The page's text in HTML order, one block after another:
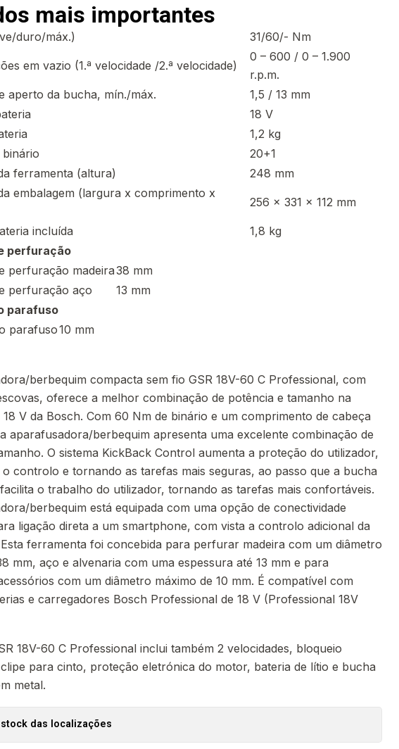
mais importantes
duro/máx.) 31/60/- Nm
em vazio (1.ª velocidade /2.ª velocidade)
0 – 600 / 0 – 1.900
r.p.m.
aperto da bucha, mín./máx.
1,5 / 13 mm
18 V
1,2 kg
binário
20+1
ferramenta (altura)
248 mm
embalagem (largura x comprimento x
256 x 331 x 112 mm
incluída
1,8 kg
perfuração
perfuração madeira38 mm
perfuração aço
13 mm
parafuso
parafuso10 mm
berbequim compacta sem fio GSR 18V-60 C Professional, com
oferece a melhor combinação de potência e tamanho na
18 V da Bosch. Com 60 Nm de binário e um comprimento de cabeça
aparafusadora/berbequim apresenta uma excelente combinação de
O sistema KickBack Control aumenta a proteção do utilizador,
controlo e tornando as tarefas mais seguras, ao passo que a bucha
o trabalho do utilizador, tornando as tarefas mais confortáveis.
berbequim está equipada com uma opção de conectividade
ligação direta a um smartphone, com vista a controlo adicional da
ferramenta foi concebida para perfurar madeira com um diâmetro
mm, aço e alvenaria com uma espessura até 13 mm e para
com um diâmetro máximo de 10 mm. É compatível com
e carregadores Bosch Professional de 18 V (Professional 18V
18V-60 C Professional inclui também 2 velocidades, bloqueio
para cinto, proteção eletrónica do motor, bateria de lítio e bucha
metal.
das localizações